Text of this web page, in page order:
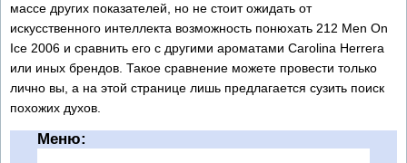
массе других показателей, но не стоит ожидать от
искусственного интеллекта возможность понюхать 212 Men On
Ice 2006 и сравнить его с другими ароматами Carolina Herrera
или иных брендов. Такое сравнение можете провести только
лично вы, а на этой странице лишь предлагается сузить поиск
похожих духов.
Меню: